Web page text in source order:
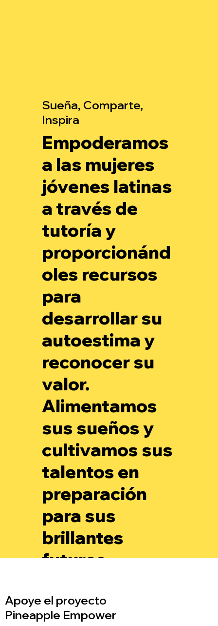
Sueña, Comparte,
Inspira
Empoderamos
a las mujeres
jóvenes latinas
a través de
tutoría y
proporcionánd
oles recursos
para
desarrollar su
autoestima y
reconocer su
valor.
Alimentamos
sus sueños y
cultivamos sus
talentos en
preparación
para sus
brillantes
futuros.
Apoye el proyecto
Pineapple Empower